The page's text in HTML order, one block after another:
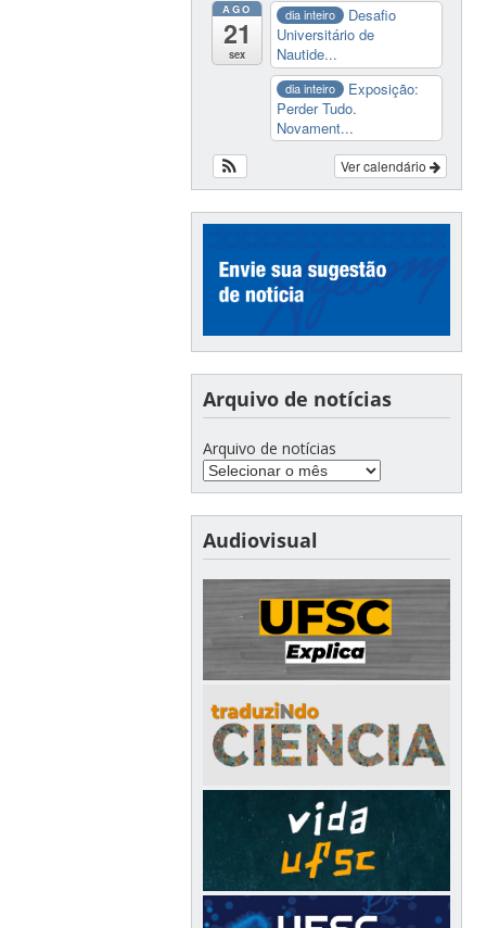
AGO
21
sex
dia inteiro
Desafio
Universitário de
Nautide...
dia inteiro
Exposição:
Perder Tudo.
Novament...
Ver calendário
Arquivo de notícias
Arquivo de notícias
Audiovisual